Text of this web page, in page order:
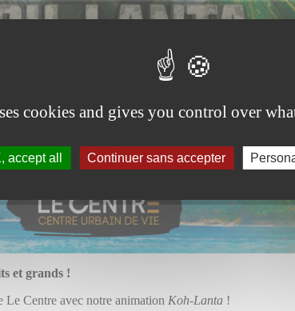
cookies and gives you control over
accept all Continuer sans accepter
et grands !
Centre avec notre animation Koh-Lanta !